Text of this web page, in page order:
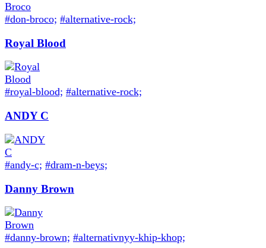
#don-broco; #alternative-rock;
Royal Blood
#royal-blood; #alternative-rock;
ANDY C
#andy-c; #dram-n-beys;
Danny Brown
#danny-brown; #alternativnyy-khip-khop;